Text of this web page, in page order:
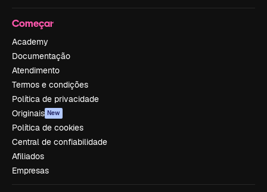
Começar
Academy
Documentação
Atendimento
Termos e condições
Política de privacidade
Originais New
Política de cookies
Central de confiabilidade
Afiliados
Empresas